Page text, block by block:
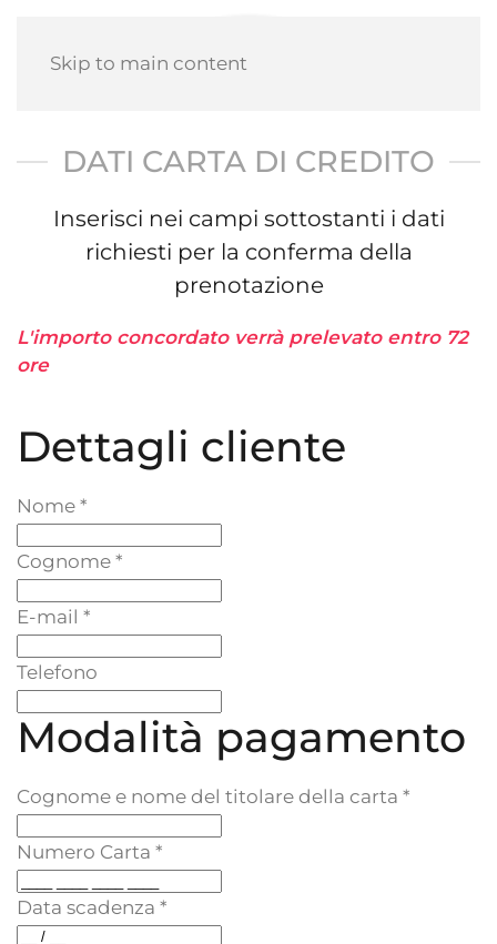
Skip to main content
DATI CARTA DI CREDITO
Inserisci nei campi sottostanti i dati
richiesti per la conferma della
prenotazione
L'importo concordato verrà prelevato entro 72
ore
Dettagli cliente
Nome *
Cognome *
E-mail *
Telefono
Modalità pagamento
Cognome e nome del titolare della carta *
Numero Carta *
Data scadenza *